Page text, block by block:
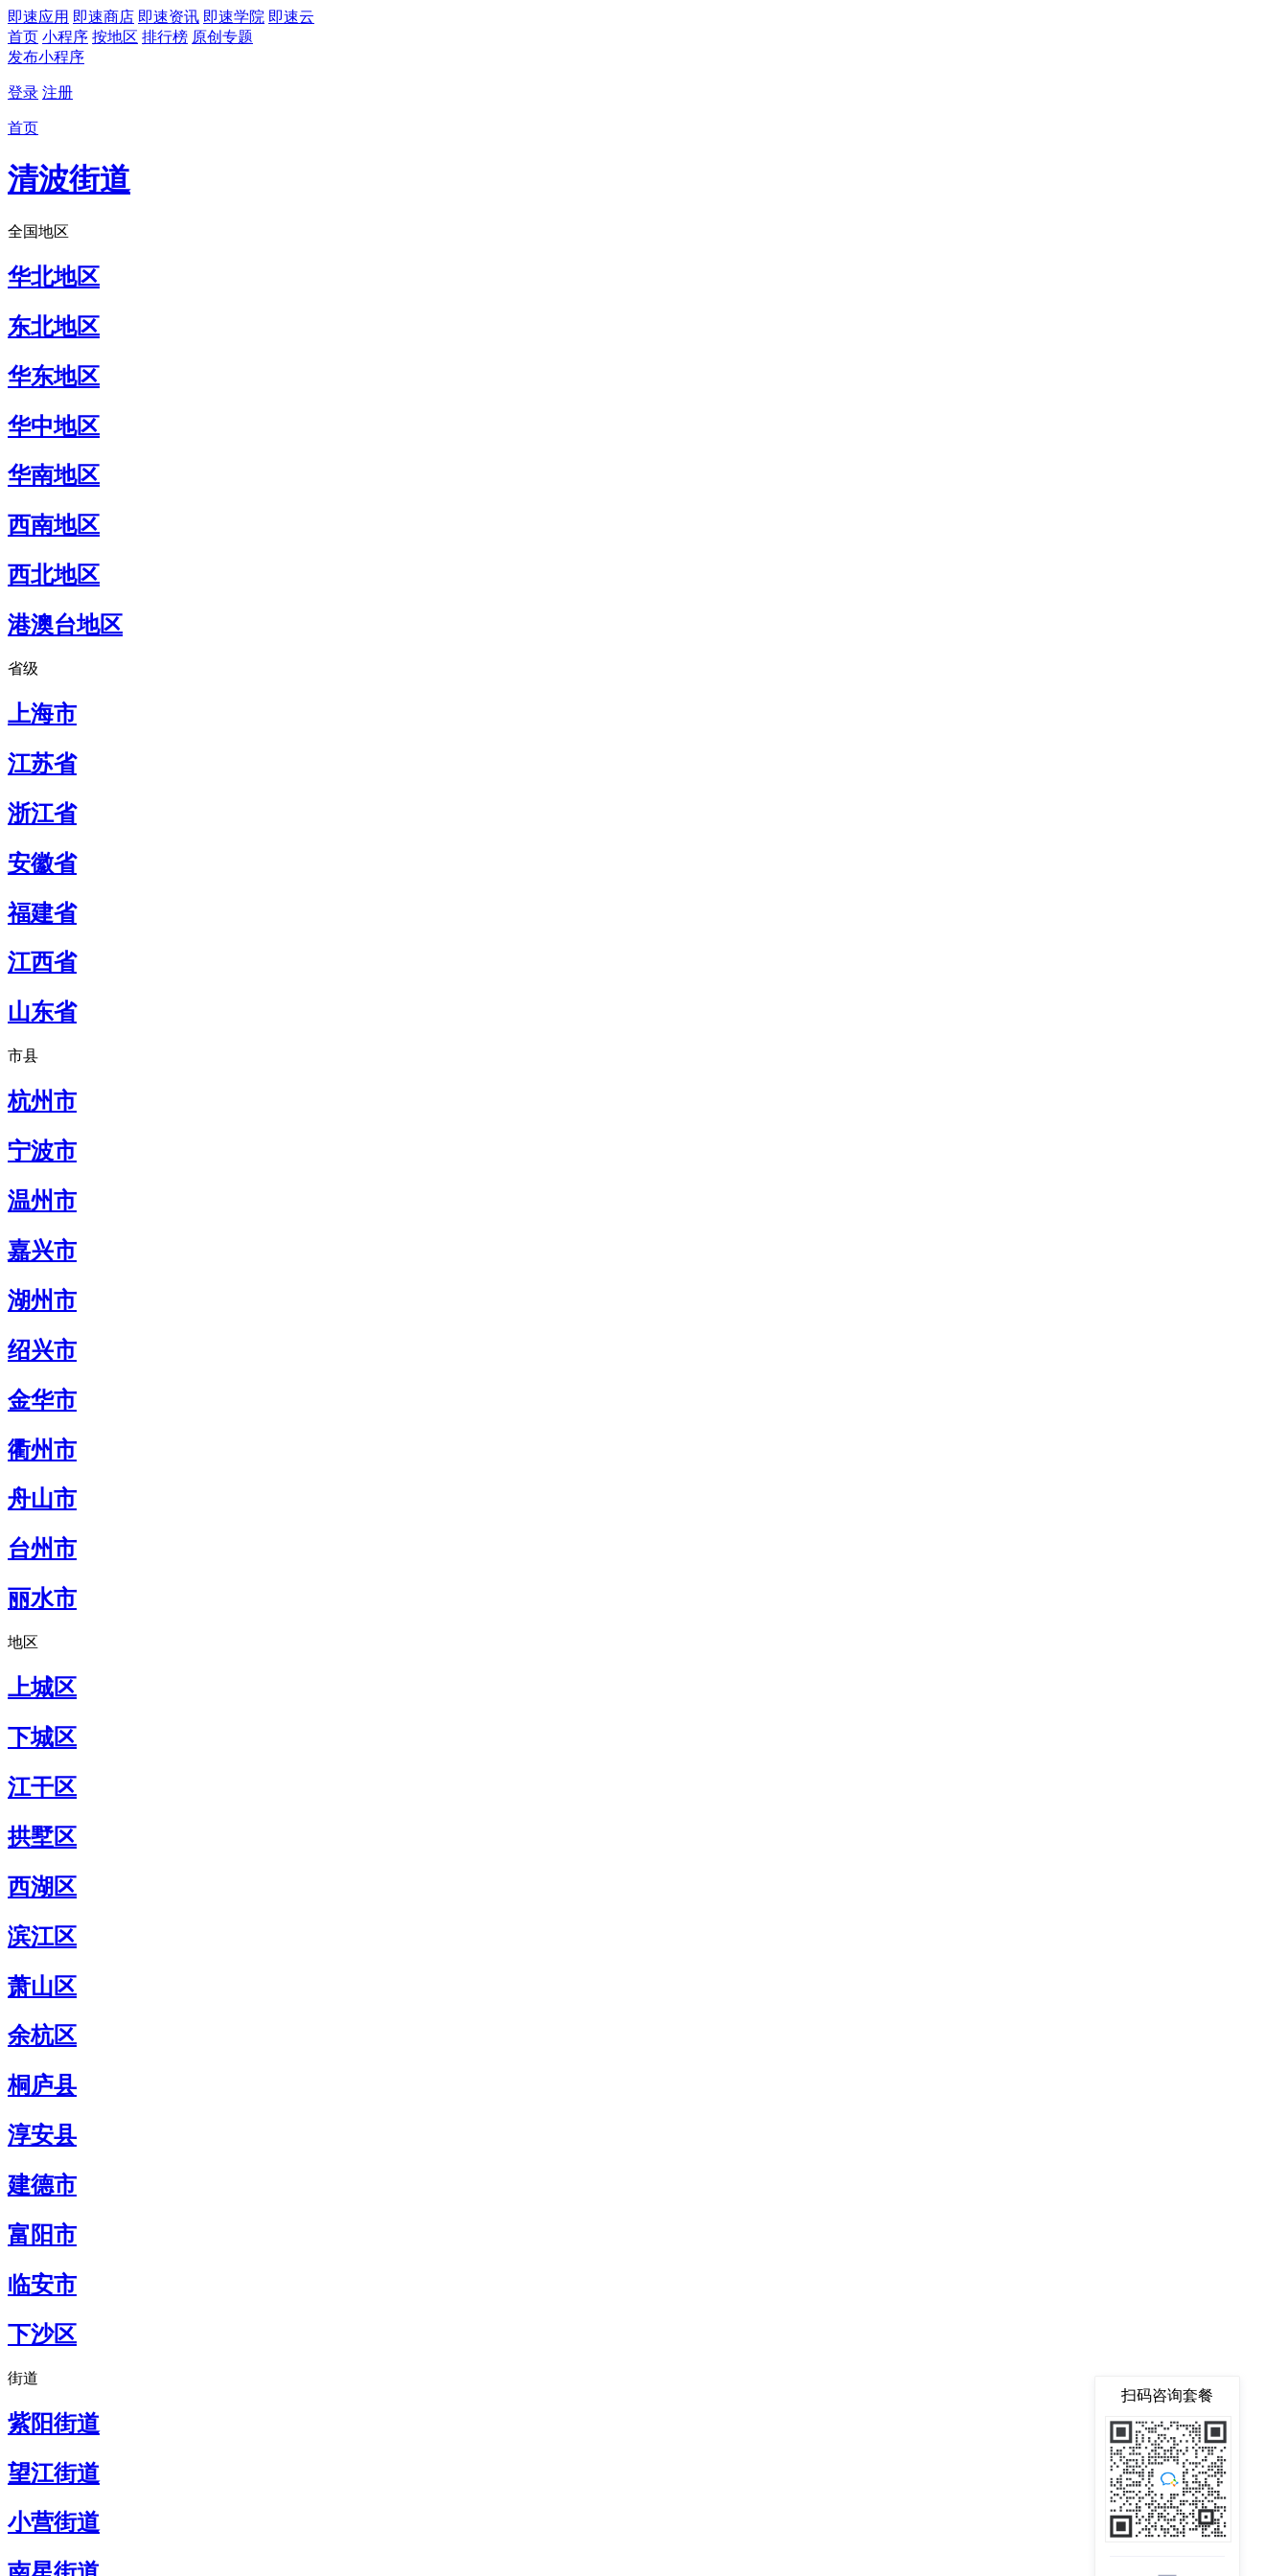
即速应用 即速商店 即速资讯 即速学院 即速云
首页 小程序 按地区 排行榜 原创专题
发布小程序
登录 注册
首页
清波街道
全国地区
华北地区
东北地区
华东地区
华中地区
华南地区
西南地区
西北地区
港澳台地区
省级
上海市
江苏省
浙江省
安徽省
福建省
江西省
山东省
市县
杭州市
宁波市
温州市
嘉兴市
湖州市
绍兴市
金华市
衢州市
舟山市
台州市
丽水市
地区
上城区
下城区
江干区
拱墅区
西湖区
滨江区
萧山区
余杭区
桐庐县
淳安县
建德市
富阳市
临安市
下沙区
街道
紫阳街道
望江街道
小营街道
扫码咨询套餐